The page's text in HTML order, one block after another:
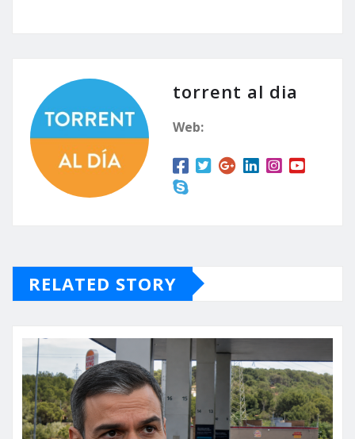
torrent al dia
Web:
RELATED STORY